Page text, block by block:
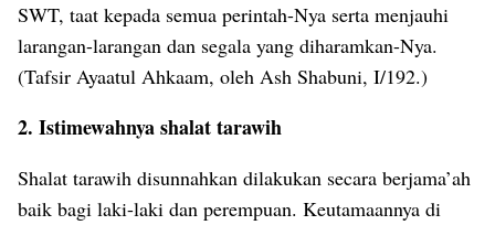
SWT, taat kepada semua perintah-Nya serta menjauhi
larangan-larangan dan segala yang diharamkan-Nya.
(Tafsir Ayaatul Ahkaam, oleh Ash Shabuni, I/192.)
2. Istimewahnya shalat tarawih
Shalat tarawih disunnahkan dilakukan secara berjama’ah
baik bagi laki-laki dan perempuan. Keutamaannya di